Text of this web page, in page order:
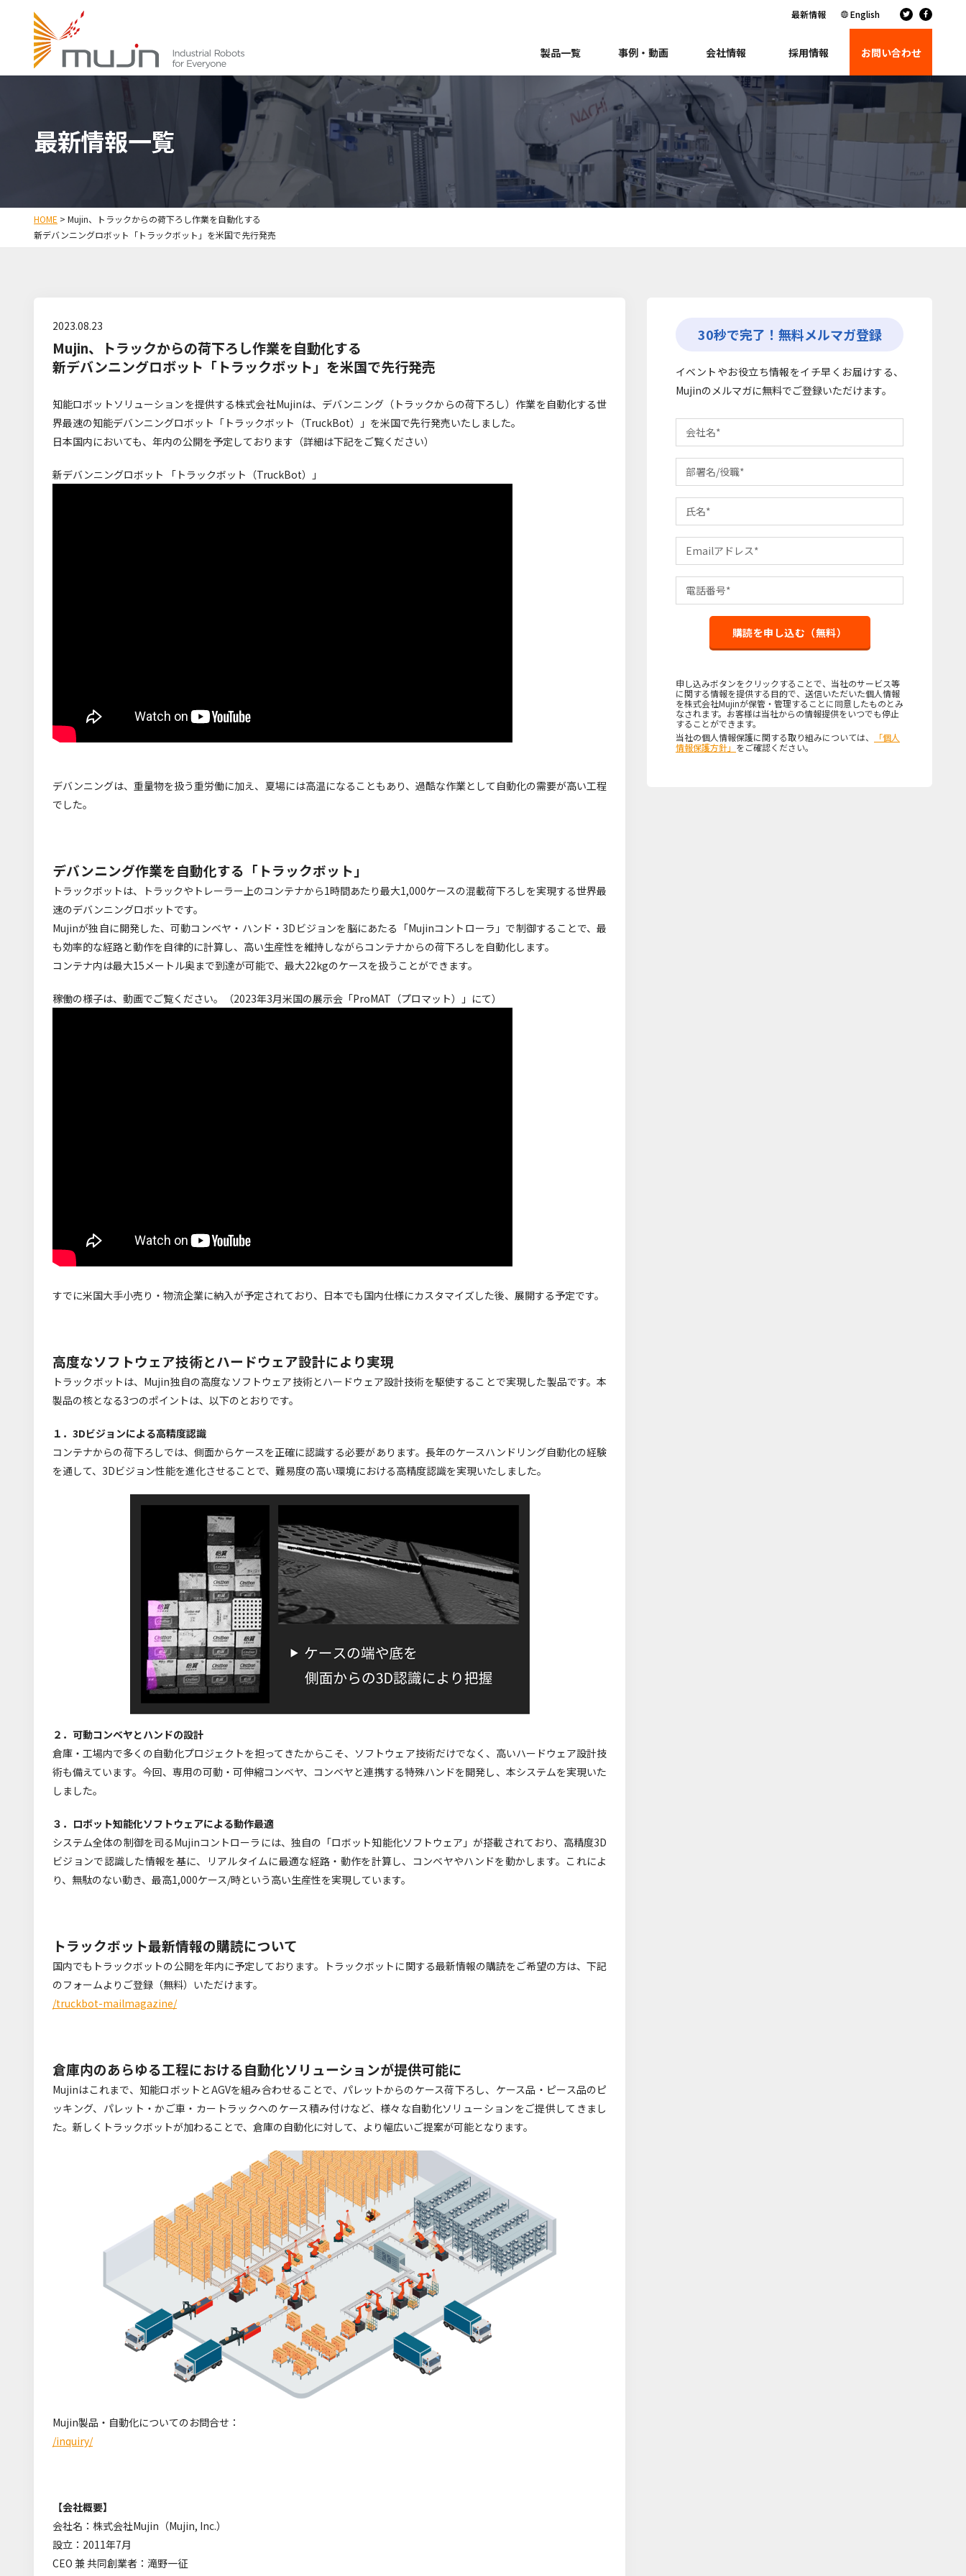
最新情報 English
製品一覧 事例・動画 会社情報 採用情報 お問い合わせ
最新情報一覧
HOME > Mujin、トラックからの荷下ろし作業を自動化する
新デバンニングロボット「トラックボット」を米国で先行発売
2023.08.23
Mujin、トラックからの荷下ろし作業を自動化する
新デバンニングロボット「トラックボット」を米国で先行発売
知能ロボットソリューションを提供する株式会社Mujinは、デバンニング（トラックからの荷下ろし）作業を自動化する世
界最速の知能デバンニングロボット「トラックボット（TruckBot）」を米国で先行発売いたしました。
日本国内においても、年内の公開を予定しております（詳細は下記をご覧ください）
新デバンニングロボット 「トラックボット（TruckBot）」
デバンニングは、重量物を扱う重労働に加え、夏場には高温になることもあり、過酷な作業として自動化の需要が高い工程
でした。
デバンニング作業を自動化する「トラックボット」
トラックボットは、トラックやトレーラー上のコンテナから1時間あたり最大1,000ケースの混載荷下ろしを実現する世界最
速のデバンニングロボットです。
Mujinが独自に開発した、可動コンベヤ・ハンド・3Dビジョンを脳にあたる「Mujinコントローラ」で制御することで、最
も効率的な経路と動作を自律的に計算し、高い生産性を維持しながらコンテナからの荷下ろしを自動化します。
コンテナ内は最大15メートル奥まで到達が可能で、最大22kgのケースを扱うことができます。
稼働の様子は、動画でご覧ください。（2023年3月米国の展示会「ProMAT（プロマット）」にて）
すでに米国大手小売り・物流企業に納入が予定されており、日本でも国内仕様にカスタマイズした後、展開する予定です。
高度なソフトウェア技術とハードウェア設計により実現
トラックボットは、Mujin独自の高度なソフトウェア技術とハードウェア設計技術を駆使することで実現した製品です。本
製品の核となる3つのポイントは、以下のとおりです。
１．3Dビジョンによる高精度認識
コンテナからの荷下ろしでは、側面からケースを正確に認識する必要があります。長年のケースハンドリング自動化の経験
を通して、3Dビジョン性能を進化させることで、難易度の高い環境における高精度認識を実現いたしました。
２．可動コンベヤとハンドの設計
倉庫・工場内で多くの自動化プロジェクトを担ってきたからこそ、ソフトウェア技術だけでなく、高いハードウェア設計技
術も備えています。今回、専用の可動・可伸縮コンベヤ、コンベヤと連携する特殊ハンドを開発し、本システムを実現いた
しました。
３．ロボット知能化ソフトウェアによる動作最適
システム全体の制御を司るMujinコントローラには、独自の「ロボット知能化ソフトウェア」が搭載されており、高精度3D
ビジョンで認識した情報を基に、リアルタイムに最適な経路・動作を計算し、コンベヤやハンドを動かします。これによ
り、無駄のない動き、最高1,000ケース/時という高い生産性を実現しています。
トラックボット最新情報の購読について
国内でもトラックボットの公開を年内に予定しております。トラックボットに関する最新情報の購読をご希望の方は、下記
のフォームよりご登録（無料）いただけます。
/truckbot-mailmagazine/
倉庫内のあらゆる工程における自動化ソリューションが提供可能に
Mujinはこれまで、知能ロボットとAGVを組み合わせることで、パレットからのケース荷下ろし、ケース品・ピース品のピ
ッキング、パレット・かご車・カートラックへのケース積み付けなど、様々な自動化ソリューションをご提供してきまし
た。新しくトラックボットが加わることで、倉庫の自動化に対して、より幅広いご提案が可能となります。
Mujin製品・自動化についてのお問合せ：
/inquiry/
【会社概要】
会社名：株式会社Mujin（Mujin, Inc.）
設立：2011年7月
CEO 兼 共同創業者：滝野一征
30秒で完了！無料メルマガ登録
イベントやお役立ち情報をイチ早くお届けする、
Mujinのメルマガに無料でご登録いただけます。
購読を申し込む（無料）
申し込みボタンをクリックすることで、当社のサービス等
に関する情報を提供する目的で、送信いただいた個人情報
を株式会社Mujinが保管・管理することに同意したものとみ
なされます。お客様は当社からの情報提供をいつでも停止
することができます。
当社の個人情報保護に関する取り組みについては、
「個人
情報保護方針」 をご確認ください。